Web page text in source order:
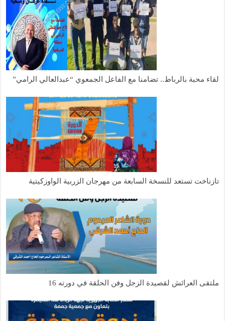
لقاء محبة بالرباط.. تضامنا مع الفاعل الجمعوي “عبدالعالي الرامي”
تازناخت تستعد للنسخة السابعة من مهرجان الزربية الواوزكيتية
ملتقى العرائش لقصيدة الزجل وفن الحلقة في دورته 16